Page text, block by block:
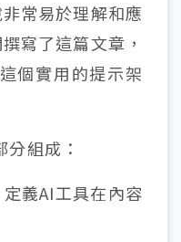
常易於理解和應
寫了這篇文章，
個實用的提示架
分組成：
定義AI工具在內容